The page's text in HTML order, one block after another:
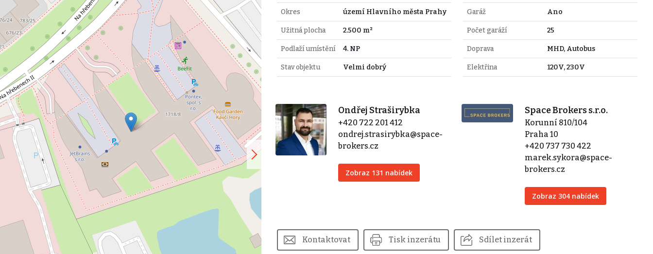
Okres území Hlavního města Prahy
Užitná plocha 2.500 m²
Podlaží umístění 4. NP
Stav objektu Velmi dobrý
Garáž Ano
Počet garáží 25
Doprava MHD, Autobus
Elektřina 120V, 230V
Ondřej Straširybka
+420 722 201 412
ondrej.strasirybka@space-
brokers.cz
Zobraz 131 nabídek
Space Brokers s.r.o.
Korunní 810/104
Praha 10
+420 737 730 422
marek.sykora@space-
brokers.cz
Zobraz 304 nabídek
Kontaktovat Tisk inzerátu Sdílet inzerát